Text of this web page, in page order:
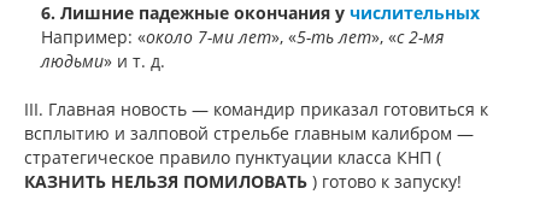
6. Лишние падежные окончания у числительных
Например: «около 7-ми лет», «5-ть лет», «с 2-мя
людьми» и т. д.
III. Главная новость — командир приказал готовиться к
всплытию и залповой стрельбе главным калибром —
стратегическое правило пунктуации класса КНП (
КАЗНИТЬ НЕЛЬЗЯ ПОМИЛОВАТЬ ) готово к запуску!